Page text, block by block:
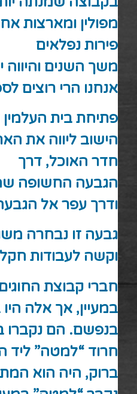
מפולין ומארצות
פירות נפלאים
משך השנים
אנחנו הרי רוצים
פתיחת בית העלמין
הישוב ליווה את
חדר האוכל, דרך
הגבעה החשופה
ודרך עפר אל
גבעה זו נבחרה
וקשה לעבודות
חברי קבוצת
במעיין, אך אלה
בנפשם. הם נקברו
חרוד “למטה” ליד
ברוק, היה הוא